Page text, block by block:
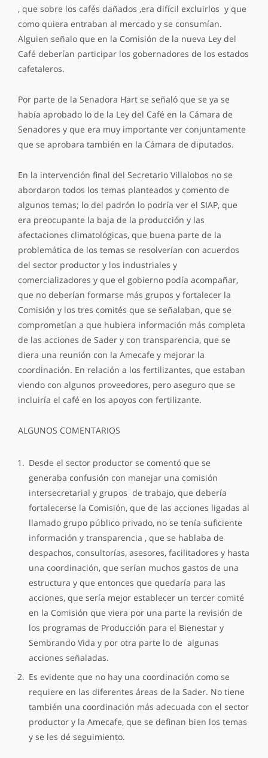
, que sobre los cafés dañados ,era difícil excluirlos y que
como quiera entraban al mercado y se consumían.
Alguien señalo que en la Comisión de la nueva Ley del
Café deberían participar los gobernadores de los estados
cafetaleros.
Por parte de la Senadora Hart se señaló que se ya se
había aprobado lo de la Ley del Café en la Cámara de
Senadores y que era muy importante ver conjuntamente
que se aprobara también en la Cámara de diputados.
En la intervención final del Secretario Villalobos no se
abordaron todos los temas planteados y comento de
algunos temas; lo del padrón lo podría ver el SIAP, que
era preocupante la baja de la producción y las
afectaciones climatológicas, que buena parte de la
problemática de los temas se resolverían con acuerdos
del sector productor y los industriales y
comercializadores y que el gobierno podía acompañar,
que no deberían formarse más grupos y fortalecer la
Comisión y los tres comités que se señalaban, que se
comprometían a que hubiera información más completa
de las acciones de Sader y con transparencia, que se
diera una reunión con la Amecafe y mejorar la
coordinación. En relación a los fertilizantes, que estaban
viendo con algunos proveedores, pero aseguro que se
incluiría el café en los apoyos con fertilizante.
ALGUNOS COMENTARIOS
Desde el sector productor se comentó que se
generaba confusión con manejar una comisión
intersecretarial y grupos de trabajo, que debería
fortalecerse la Comisión, que de las acciones ligadas al
llamado grupo público privado, no se tenía suficiente
información y transparencia , que se hablaba de
despachos, consultorías, asesores, facilitadores y hasta
una coordinación, que serían muchos gastos de una
estructura y que entonces que quedaría para las
acciones, que sería mejor establecer un tercer comité
en la Comisión que viera por una parte la revisión de
los programas de Producción para el Bienestar y
Sembrando Vida y por otra parte lo de algunas
acciones señaladas.
Es evidente que no hay una coordinación como se
requiere en las diferentes áreas de la Sader. No tiene
también una coordinación más adecuada con el sector
productor y la Amecafe, que se definan bien los temas
y se les dé seguimiento.